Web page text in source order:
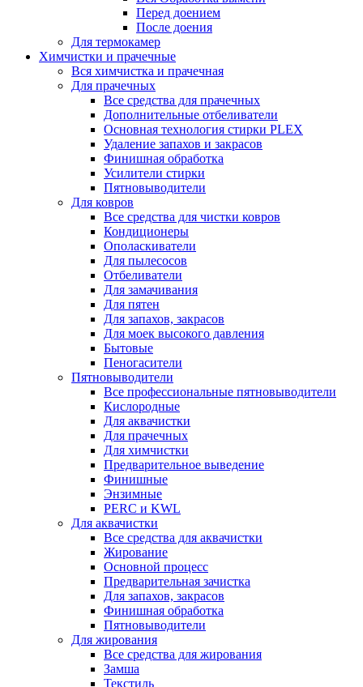
Перед доением
После доения
Для термокамер
Химчистки и прачечные
Вся химчистка и прачечная
Для прачечных
Все средства для прачечных
Дополнительные отбеливатели
Основная технология стирки PLEX
Удаление запахов и закрасов
Финишная обработка
Усилители стирки
Пятновыводители
Для ковров
Все средства для чистки ковров
Кондиционеры
Ополаскиватели
Для пылесосов
Отбеливатели
Для замачивания
Для пятен
Для запахов, закрасов
Для моек высокого давления
Бытовые
Пеногасители
Пятновыводители
Все профессиональные пятновыводители
Кислородные
Для аквачистки
Для прачечных
Для химчистки
Предварительное выведение
Финишные
Энзимные
PERC и KWL
Для аквачистки
Все средства для аквачистки
Жирование
Основной процесс
Предварительная зачистка
Для запахов, закрасов
Финишная обработка
Пятновыводители
Для жирования
Все средства для жирования
Замша
Текстиль